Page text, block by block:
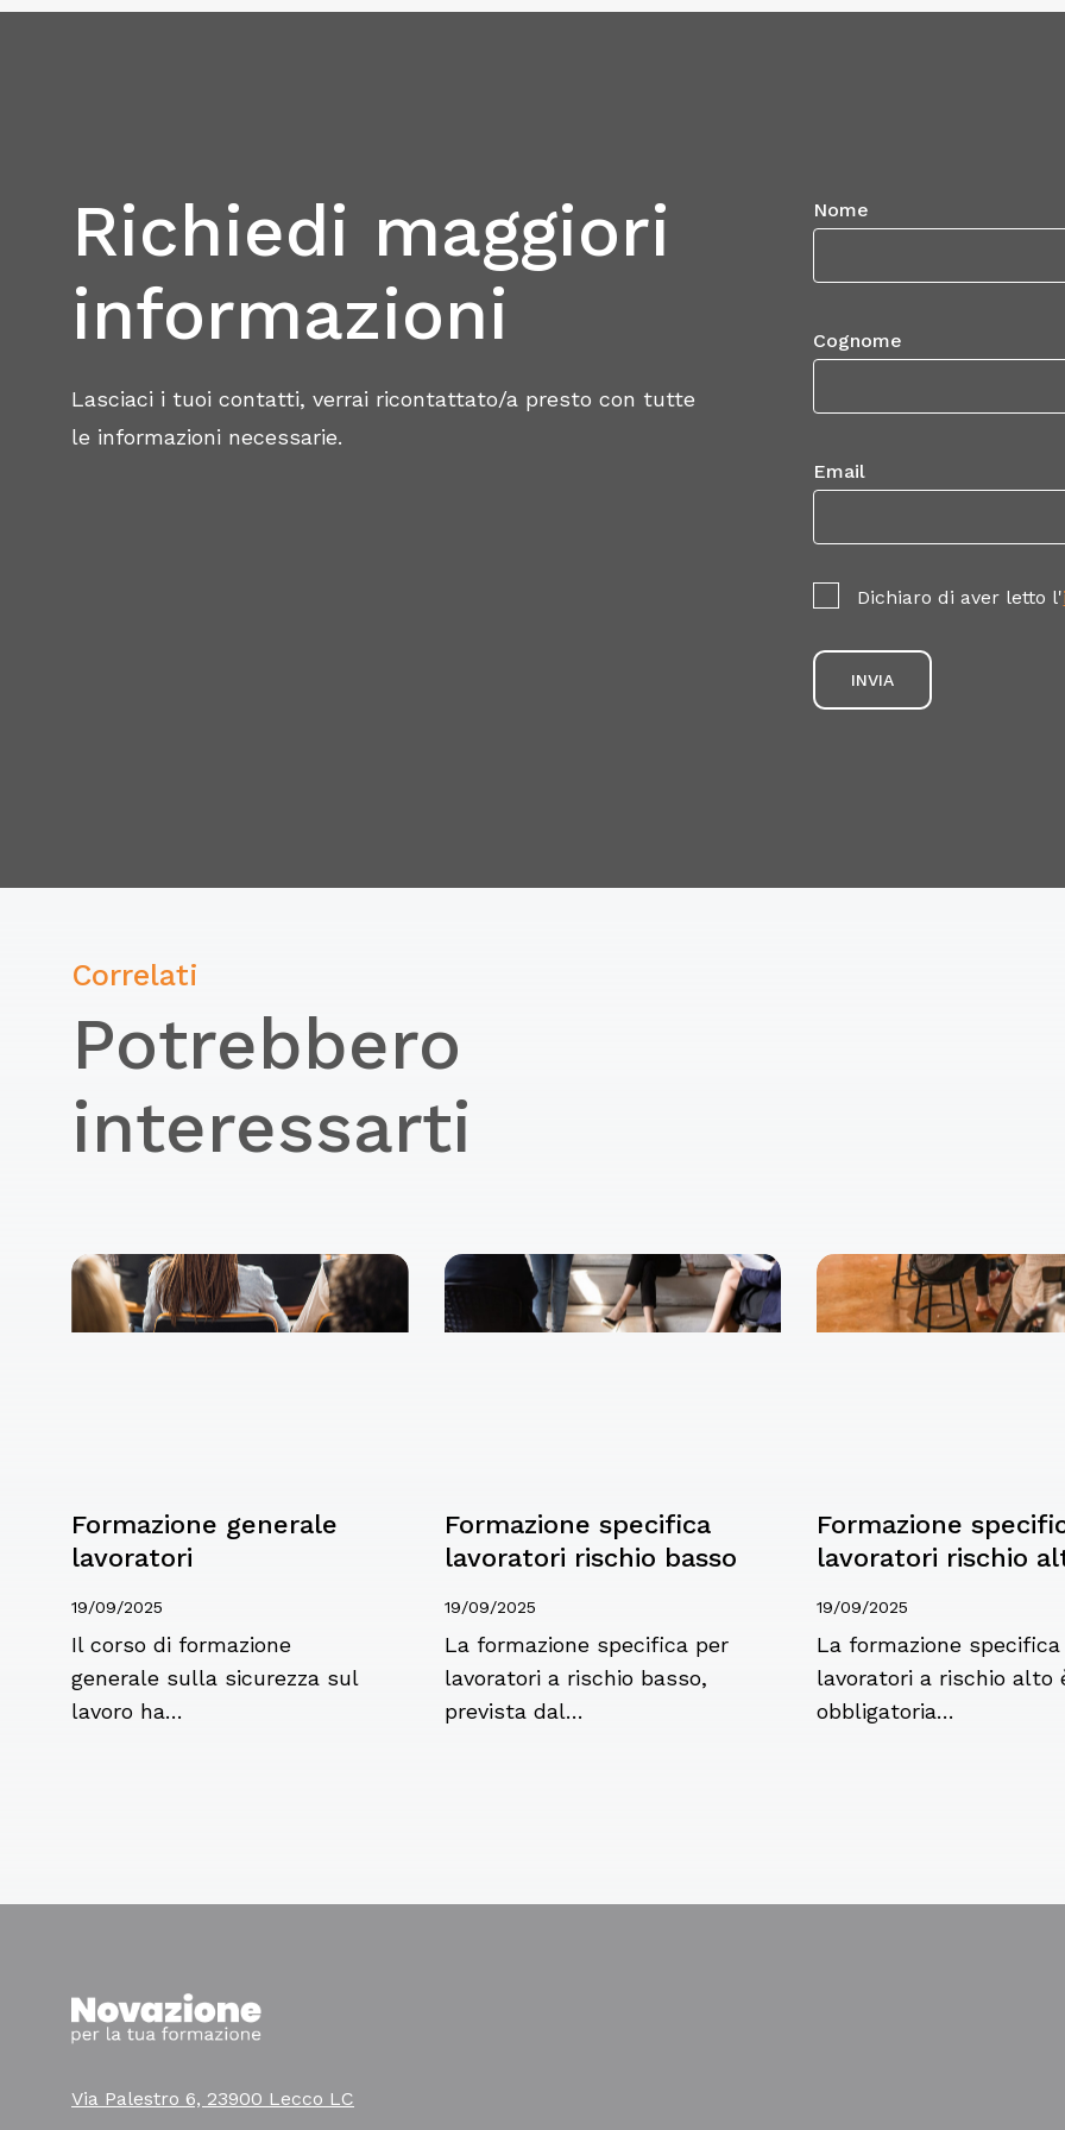
antincendio
Richiedi maggiori
informazioni
Lasciaci i tuoi contatti, verrai ricontattato/a presto con tutte
le informazioni necessarie.
Nome
Cognome
Email
Dichiaro di aver letto l'
Correlati
Potrebbero
interessarti
Formazione generale
lavoratori
19/09/2025
Il corso di formazione
generale sulla sicurezza sul
lavoro ha…
Formazione specifica
lavoratori rischio basso
19/09/2025
La formazione specifica per
lavoratori a rischio basso,
prevista dal…
Formazione
lavoratori rischio
19/09/2025
La formazione
lavoratori a rischio alto
obbligatoria…
Via Palestro 6, 23900 Lecco LC